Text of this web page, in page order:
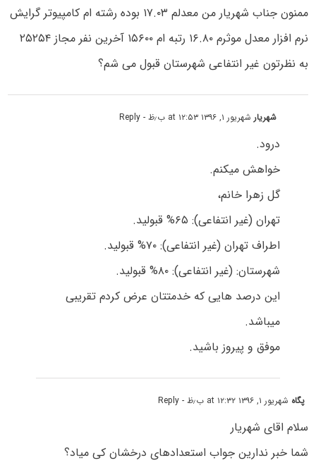
ممنون جناب شهریار من معدلم ۱۷.۰۳ بوده رشته ام کامپیوتر گرایش
نرم افزار معدل موثرم ۱۶.۸۰ رتبه ام ۱۵۶۰۰ آخرین نفر مجاز ۲۵۲۵۴
به نظرتون غیر انتفاعی شهرستان قبول می شم؟
شهریارشهریور ۱, ۱۳۹۶ at ۱۲:۵۳ ب٫ظ - Reply
درود.
خواهش میکنم.
گل زهرا خانم،
تهران (غیر انتفاعی): ۶۵% قبولید.
اطراف تهران (غیر انتفاعی): ۷۰% قبولید.
شهرستان: (غیر انتفاعی): ۸۰% قبولید.
این درصد هایی که خدمتتان عرض کردم تقریبی
میباشد.
موفق و پیروز باشید.
پگاه شهریور ۱, ۱۳۹۶ at ۱۲:۳۲ ب٫ظ - Reply
سلام اقای شهریار
شما خبر ندارین جواب استعدادهای درخشان کی میاد؟